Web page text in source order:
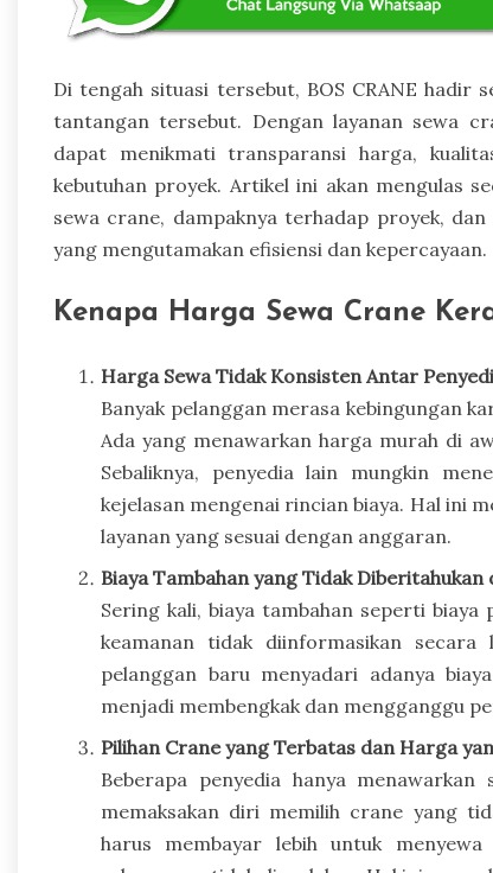
Di tengah situasi tersebut, BOS CRANE hadir
tantangan tersebut. Dengan layanan sewa
dapat menikmati transparansi harga,
kebutuhan proyek. Artikel ini akan mengulas
sewa crane, dampaknya terhadap proyek,
yang mengutamakan efisiensi dan kepercayaan.
Kenapa Harga Sewa Crane
Harga Sewa Tidak Konsisten Antar
Banyak pelanggan merasa kebingungan
Ada yang menawarkan harga murah di
Sebaliknya, penyedia lain mungkin
kejelasan mengenai rincian biaya. Hal ini
layanan yang sesuai dengan anggaran.
Biaya Tambahan yang Tidak Diberitahukan
Sering kali, biaya tambahan seperti
keamanan tidak diinformasikan
pelanggan baru menyadari adanya
menjadi membengkak dan mengganggu
Pilihan Crane yang Terbatas dan Harga
Beberapa penyedia hanya
memaksakan diri memilih crane yang
harus membayar lebih untuk